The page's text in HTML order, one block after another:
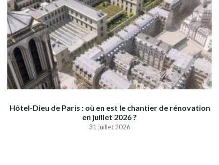
Hôtel-Dieu de Paris : où en est le chantier de rénovation
en juillet 2026 ?
31 juillet 2026